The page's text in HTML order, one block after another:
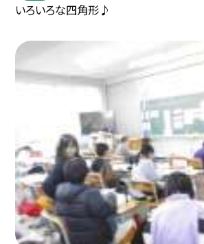
いろいろな四角形♪